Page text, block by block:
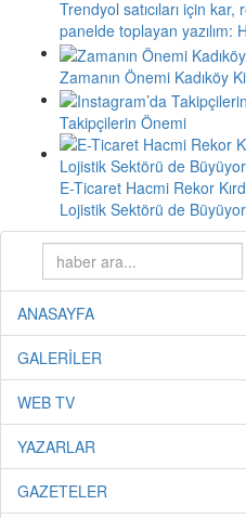
Trendyol satıcıları için
panelde toplayan yazılım:
Zamanın Önemi Kadıköy
Takipçilerin Önemi
E-Ticaret Hacmi Rekor
Lojistik Sektörü de Büyüyor
ANASAYFA
GALERİLER
WEB TV
YAZARLAR
GAZETELER